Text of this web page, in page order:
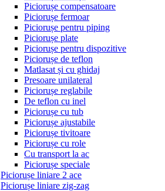
Piciorușe compensatoare
Piciorușe fermoar
Piciorușe pentru piping
Piciorușe plate
Piciorușe pentru dispozitive
Piciorușe de teflon
Matlasat și cu ghidaj
Presoare unilateral
Piciorușe reglabile
De teflon cu inel
Piciorușe cu tub
Piciorușe ajustabile
Piciorușe tivitoare
Piciorușe cu role
Cu transport la ac
Piciorușe speciale
Piciorușe liniare 2 ace
Piciorușe liniare zig-zag